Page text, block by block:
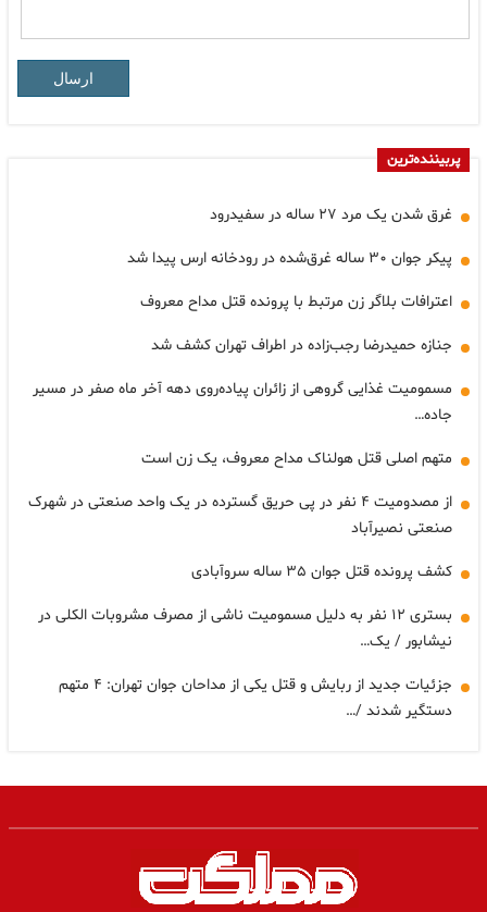
ارسال
پربیننده‌ترین
غرق شدن یک مرد ۲۷ ساله در سفیدرود
پیکر جوان ۳۰ ساله غرق‌شده در رودخانه ارس پیدا شد
اعترافات بلاگر زن مرتبط با پرونده قتل مداح معروف
جنازه حمیدرضا رجب‌زاده در اطراف تهران کشف شد
مسمومیت غذایی گروهی از زائران پیاده‌روی دهه آخر ماه صفر در مسیر
جاده…
متهم اصلی قتل هولناک مداح معروف، یک زن است
از مصدومیت ۴ نفر در پی حریق گسترده در یک واحد صنعتی در شهرک
صنعتی نصیرآباد
کشف پرونده قتل جوان ۳۵ ساله سروآبادی
بستری ۱۲ نفر به دلیل مسمومیت ناشی از مصرف مشروبات الکلی در
نیشابور / یک…
جزئیات جدید از ربایش و قتل یکی از مداحان جوان تهران: ۴ متهم
دستگیر شدند /…